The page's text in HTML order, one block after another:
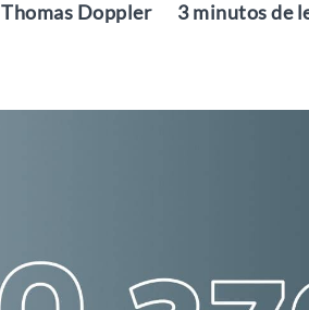
Thomas Doppler 3 minutos de